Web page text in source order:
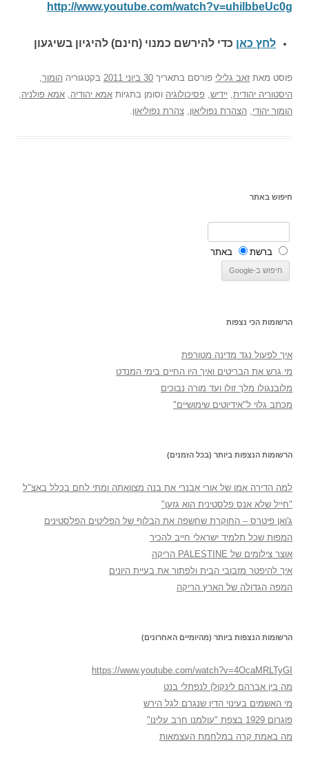
http://www.youtube.com/watch?v=uhilbbeUc0g
לחץ כאן כדי להירשם כ מנוי (חינם) להיגיון בשיגעון
פוסטמאתזאב גליליפורסם בתאריך30 ביוני 2011 בקטגוריההומור,
היסטוריה יהודית,יידיש,פסיכולוגיהוסומן בתגיותאמא יהודיה,אמא פולניה,
הומור יהודי,הצהרת נפוליאון,צהרת נפוליאון.
חיפוש באתר
ברשת באתר
הרשומות הכי נצפות
איך לפעול נגד מדינה מטורפת
מי גרש את הבריטים ואיך היו החיים בימי המנדט
מלובנגולו מלך זולו ועד מורה נבוכים
מכתב גלוי ל"אידיוטים שימושיים"
הרשומות הנצפות ביותר (בכל הזמנים)
למה הדירה אמו של אורי אבנרי את בנה מצוואתה ומתי לחם בכלל באצ"ל
"חייל שלא אנס פלסטינית הוא גזען"
ג'ואן פיטרס – החוקרת שחשפה את הבלוף של הפליטים הפלסטינים
המפות שכל תלמיד ישראלי חייב להכיר
אוצר צילומים של PALESTINE הריקה
איך להיפטר מזבובי הבית ולפתור את בעיית היונים
המפה הגדולה של הארץ הריקה
הרשומות הנצפות ביותר (מהיומיים האחרונים)
https://www.youtube.com/watch?v=4OcaMRLTyGI
מה בין אברהם לינקולן לנפתלי בנט
מי האשמים בעינוי הדין שנגרם לגל הירש
פוגרום 1929 בצפת "עולמנו חרב עלינו"
מה באמת קרה במלחמת העצמאות